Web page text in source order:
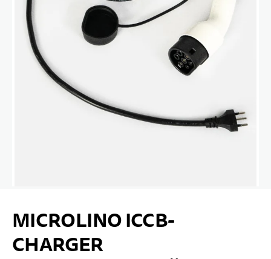
MICROLINO ICCB-
CHARGER